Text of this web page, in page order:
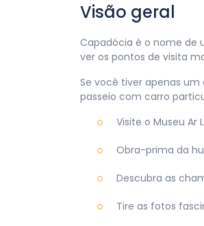
Visão geral
Capadócia é o nome de
ver os pontos de visita
Se você tiver apenas um
passeio com carro
Visite o Museu Ar
Obra-prima da
Descubra as
Tire as fotos